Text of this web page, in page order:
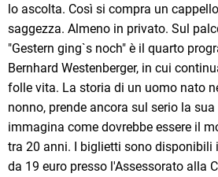
lo ascolta. Così si compra un
saggezza. Almeno in privato. Sul
"Gestern ging`s noch" è il quarto
Bernhard Westenberger, in cui
folle vita. La storia di un uomo nato
nonno, prende ancora sul serio la
immagina come dovrebbe essere il
tra 20 anni. I biglietti sono disponibili
da 19 euro presso l'Assessorato alla